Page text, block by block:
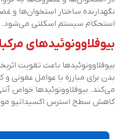
نگهدارنده ساختار استخوان‌ها و
استحکام سیستم اسکلتی می‌شود.
بیوفلاوونوئیدهای
بدن برای مبارزه با عوامل
می‌کند. بیوفلاوونوئیدها خواص
کاهش سطح استرس اکسیداتیو